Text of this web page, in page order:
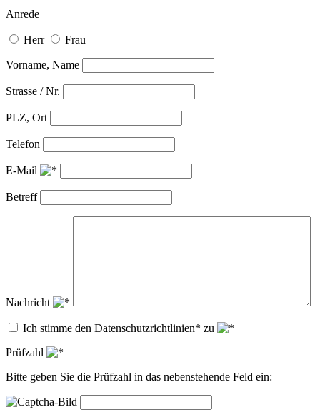
Anrede
Herr| Frau
Vorname, Name
Strasse / Nr.
PLZ, Ort
Telefon
E-Mail
Betreff
Nachricht
Ich stimme den Datenschutzrichtlinien* zu
Prüfzahl
Bitte geben Sie die Prüfzahl in das nebenstehende Feld ein: